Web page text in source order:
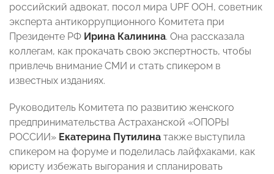
российский адвокат, посол мира UPF ООН, советник
эксперта антикоррупционного Комитета при
Президенте РФ Ирина Калинина. Она рассказала
коллегам, как прокачать свою экспертность, чтобы
привлечь внимание СМИ и стать спикером в
известных изданиях.
Руководитель Комитета по развитию женского
предпринимательства Астраханской «ОПОРЫ
РОССИИ» Екатерина Путилина также выступила
спикером на форуме и поделилась лайфхаками, как
юристу избежать выгорания и спланировать